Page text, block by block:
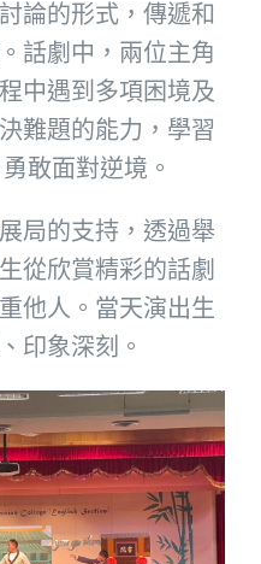
論的形式，傳遞和
話劇中，兩位主角
中遇到多項困境及
難題的能力，學習
敢面對逆境。
局的支持，透過舉
從欣賞精彩的話劇
他人。當天演出生
印象深刻。